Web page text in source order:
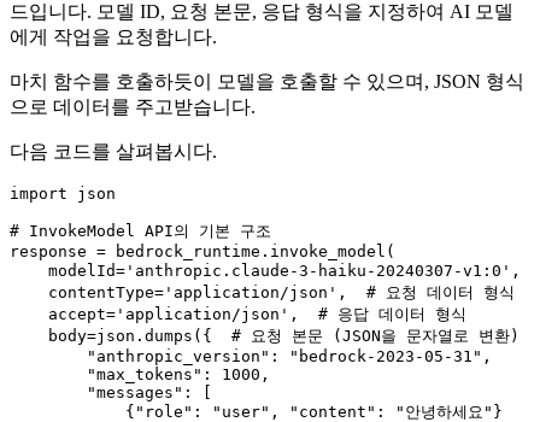
드입니다. 모델 ID, 요청 본문, 응답 형식을 지정하여 AI 모델
에게 작업을 요청합니다.
마치 함수를 호출하듯이 모델을 호출할 수 있으며, JSON 형식
으로 데이터를 주고받습니다.
다음 코드를 살펴봅시다.
import json
# InvokeModel API의 기본 구조
response = bedrock_runtime.invoke_model(
    modelId=
'anthropic.claude-3-haiku-20240307-v1:0' ,
    contentType=
'application/json' , # 요청 데이터 형식
    accept=
'application/json' , # 응답 데이터 형식
    body=json.dumps({
# 요청 본문 (JSON을 문자열로 변환)
"anthropic_version" : "bedrock-2023-05-31" ,
"max_tokens" : 1000 ,
"messages" : [
            {
"role" : "user" , "content" : "안녕하세요" }